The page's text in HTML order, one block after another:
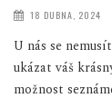
18 DUBNA, 2024
U nás se
ukázat váš
možnost